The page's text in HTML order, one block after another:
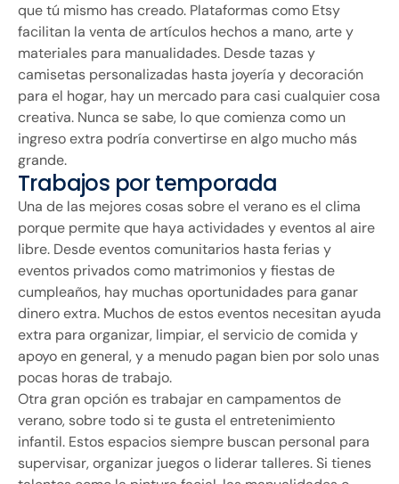
que tú mismo has creado. Plataformas como Etsy
facilitan la venta de artículos hechos a mano, arte y
materiales para manualidades. Desde tazas y
camisetas personalizadas hasta joyería y decoración
para el hogar, hay un mercado para casi cualquier cosa
creativa. Nunca se sabe, lo que comienza como un
ingreso extra podría convertirse en algo mucho más
grande.
Trabajos por temporada
Una de las mejores cosas sobre el verano es el clima
porque permite que haya actividades y eventos al aire
libre. Desde eventos comunitarios hasta ferias y
eventos privados como matrimonios y fiestas de
cumpleaños, hay muchas oportunidades para ganar
dinero extra. Muchos de estos eventos necesitan ayuda
extra para organizar, limpiar, el servicio de comida y
apoyo en general, y a menudo pagan bien por solo unas
pocas horas de trabajo.
Otra gran opción es trabajar en campamentos de
verano, sobre todo si te gusta el entretenimiento
infantil. Estos espacios siempre buscan personal para
supervisar, organizar juegos o liderar talleres. Si tienes